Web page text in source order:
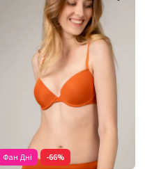
Фан Дні -66%